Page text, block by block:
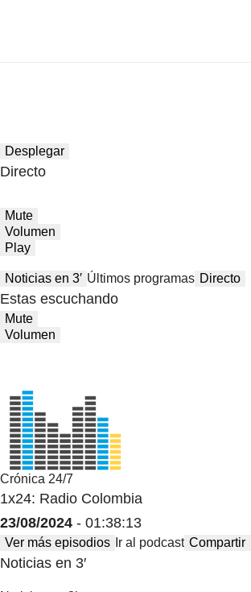
Desplegar
Directo
Mute
Volumen
Play
Noticias en 3′ Últimos programas Directo
Estas escuchando
Mute
Volumen
Crónica 24/7
1x24: Radio Colombia
23/08/2024 - 01:38:13
Ver más episodios Ir al podcast Compartir
Noticias en 3′